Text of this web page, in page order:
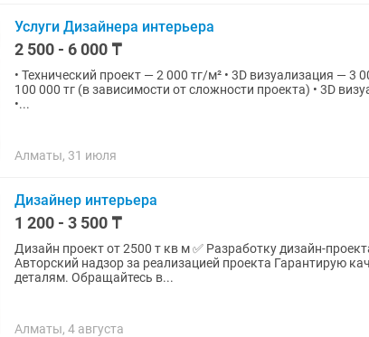
Услуги Дизайнера интерьера
2 500 - 6 000 ₸
• Технический проект — 2 000 тг/м² • 3D визуализация — 3
100 000 тг (в зависимости от сложности проекта) • 3D визуализация • Планировочные решения
•...
Алматы, 31 июля
Дизайнер интерьера
1 200 - 3 500 ₸
Дизайн проект от 2500 т кв м ✅ Разработку дизайн-проекта ✅ чертежи ✅ 3D-визуализацию ✅
Авторский надзор за реализацией проекта Гарантирую качественный подход и внимание к
деталям. Обращайтесь в...
Алматы, 4 августа